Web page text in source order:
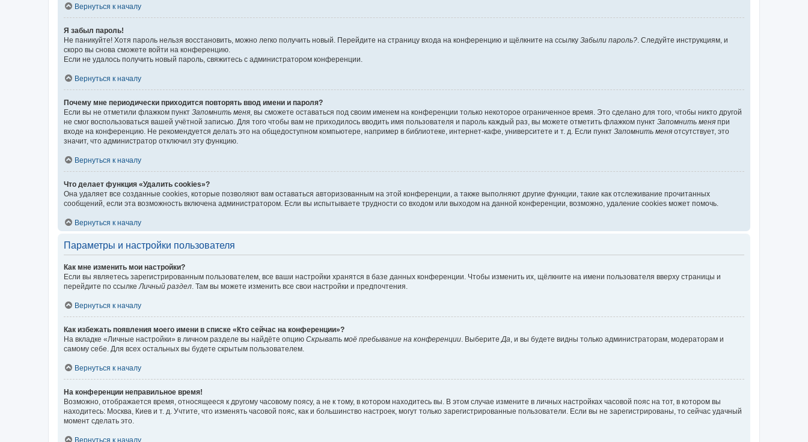
Вернуться к началу
Я забыл пароль!
Не паникуйте! Хотя пароль нельзя восстановить, можно легко получить новый. Перейдите на страницу входа на конференцию и щёлкните на ссылку Забыли пароль? . Следуйте инструкциям, и
скоро вы снова сможете войти на конференцию.
Если не удалось получить новый пароль, свяжитесь с администратором конференции.
Вернуться к началу
Почему мне периодически приходится повторять ввод имени и пароля?
Если вы не отметили флажком пункт Запомнить меня , вы сможете оставаться под своим именем на конференции только некоторое ограниченное время. Это сделано для того, чтобы никто другой
не смог воспользоваться вашей учётной записью. Для того чтобы вам не приходилось вводить имя пользователя и пароль каждый раз, вы можете отметить флажком пункт Запомнить меня при
входе на конференцию. Не рекомендуется делать это на общедоступном компьютере, например в библиотеке, интернет-кафе, университете и т. д. Если пункт Запомнить меня отсутствует, это
значит, что администратор отключил эту функцию.
Вернуться к началу
Что делает функция «Удалить cookies»?
Она удаляет все созданные cookies, которые позволяют вам оставаться авторизованным на этой конференции, а также выполняют другие функции, такие как отслеживание прочитанных
сообщений, если эта возможность включена администратором. Если вы испытываете трудности со входом или выходом на данной конференции, возможно, удаление cookies может помочь.
Вернуться к началу
Параметры и настройки пользователя
Как мне изменить мои настройки?
Если вы являетесь зарегистрированным пользователем, все ваши настройки хранятся в базе данных конференции. Чтобы изменить их, щёлкните на имени пользователя вверху страницы и
перейдите по ссылке Личный раздел . Там вы можете изменить все свои настройки и предпочтения.
Вернуться к началу
Как избежать появления моего имени в списке «Кто сейчас на конференции»?
На вкладке «Личные настройки» в личном разделе вы найдёте опцию Скрывать моё пребывание на конференции . Выберите Да , и вы будете видны только администраторам, модераторам и
самому себе. Для всех остальных вы будете скрытым пользователем.
Вернуться к началу
На конференции неправильное время!
Возможно, отображается время, относящееся к другому часовому поясу, а не к тому, в котором находитесь вы. В этом случае измените в личных настройках часовой пояс на тот, в котором вы
находитесь: Москва, Киев и т. д. Учтите, что изменять часовой пояс, как и большинство настроек, могут только зарегистрированные пользователи. Если вы не зарегистрированы, то сейчас удачный
момент сделать это.
Вернуться к началу